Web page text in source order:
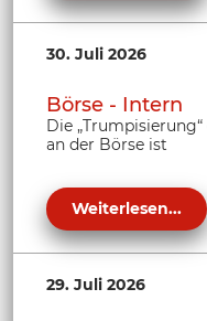
30. Juli 2026
Börse - Intern
Die
an der Börse ist
Weiterlesen...
29. Juli 2026